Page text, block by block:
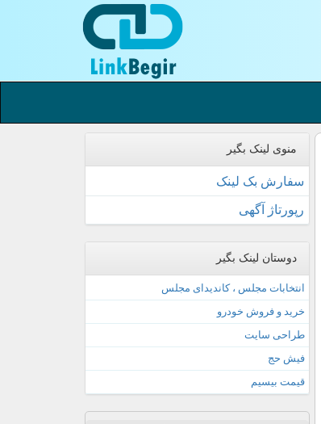
منوی لینک بگیر
سفارش بک لینک
رپورتاژ آگهی
دوستان لینک بگیر
انتخابات مجلس ، کاندیدای مجلس
خرید و فروش خودرو
طراحی سایت
فیش حج
قیمت بیسیم